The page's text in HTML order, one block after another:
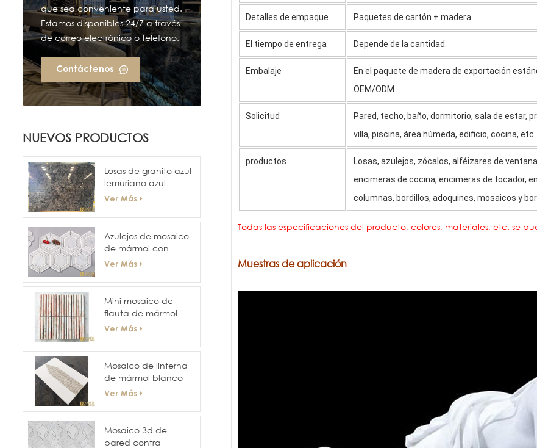
que sea conveniente para usted.
Estamos disponibles 24/7 a través
de correo electrónico o teléfono.
Contáctenos
NUEVOS PRODUCTOS
Losas de granito azul
lemuriano azul
labradorita
Ver Más
Azulejos de mosaico
de mármol con
forma de panal
hexagonal para
paredes y pisos de
hoteles
Ver Más
Mini mosaico de
flauta de mármol
estriado curvo
Ver Más
Mosaico de linterna
de mármol blanco
este
Ver Más
Mosaico 3d de
pared contra
Detalles de empaque Paquetes de cartón + madera
El tiempo de entrega Depende de la cantidad.
Embalaje
En el paquete de madera de exportación
OEM/ODM
Solicitud
Pared, techo, baño, dormitorio, sala de estar,
villa, piscina, área húmeda, edificio, cocina, etc.
productos
Losas, azulejos, zócalos, alféizares de
encimeras de cocina, encimeras de tocador,
columnas, bordillos, adoquines, mosaicos y
Todas las especificaciones del producto, colores, materiales, etc. se
Muestras de aplicación